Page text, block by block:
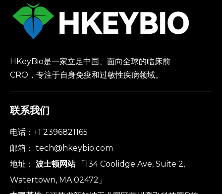
HKeyBio是一家立足中国、面向全球的临床前
CRO，专注于自身免疫和过敏性疾病领域。
联系我们
电话：+1 2396821165
邮箱： tech@hkeybio.com
地址： 波士顿网站「134 Coolidge Ave, Suite 2,
Watertown, MA 02472」